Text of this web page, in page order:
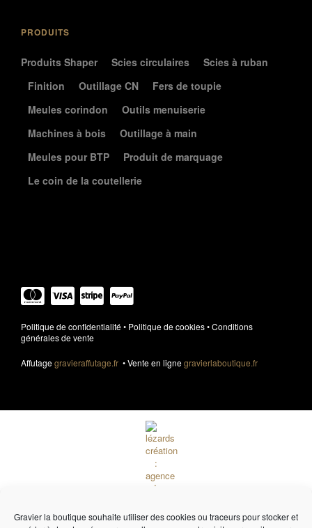
Gravier la boutique souhaite utiliser des cookies ou traceurs pour stocker et
PRODUITS
Produits Shaper Scies circulaires
Scies à ruban
Finition
Outillage CN
Fers de toupie
Meules corindon
Outils menuiserie
Machines à bois
Outillage à main
Meules pour BTP
Produit de marquage
Le coin de la coutellerie
Politique de confidentialité• Politique de cookies•Conditions
générales de vente
Affutagegravieraffutage.fr • Vente en lignegravierlaboutique.fr